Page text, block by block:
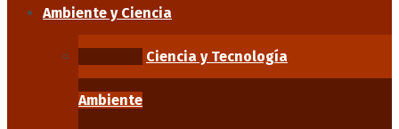
Ambiente y Ciencia
Ciencia y Tecnología
Ambiente